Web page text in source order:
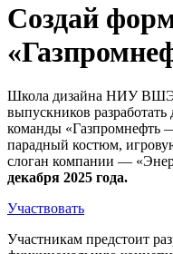
Создай
Школа дизайна НИУ ВШЭ
выпускников
команды «Газпромнефть
парадный костюм,
слоган компании —
декабря 2025 года.
Участвовать
Участникам предстоит